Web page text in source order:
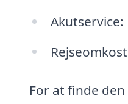
For at finde